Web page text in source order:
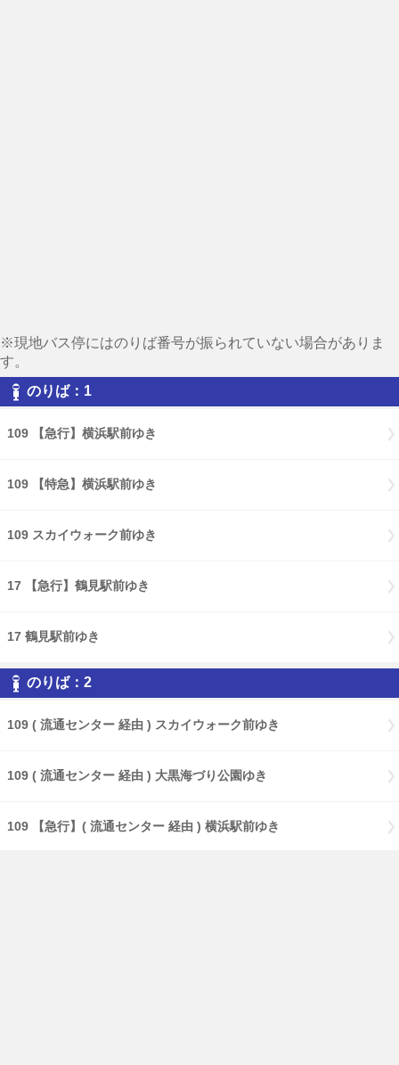
※現地バス停にはのりば番号が振られていない場合がありま
す。
のりば：1
109 【急行】横浜駅前ゆき
109 【特急】横浜駅前ゆき
109 スカイウォーク前ゆき
17 【急行】鶴見駅前ゆき
17 鶴見駅前ゆき
のりば：2
109 ( 流通センター 経由 ) スカイウォーク前ゆき
109 ( 流通センター 経由 ) 大黒海づり公園ゆき
109 【急行】( 流通センター 経由 ) 横浜駅前ゆき